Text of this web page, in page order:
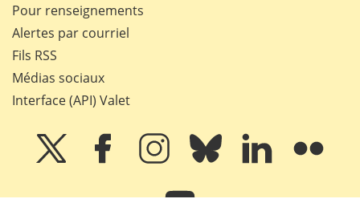
Pour renseignements
Alertes par courriel
Fils RSS
Médias sociaux
Interface (API) Valet